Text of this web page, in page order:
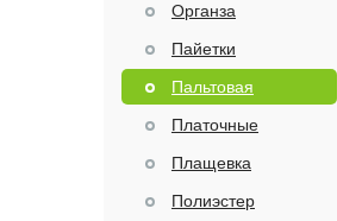
Органза
Пайетки
Пальтовая
Платочные
Плащевка
Полиэстер